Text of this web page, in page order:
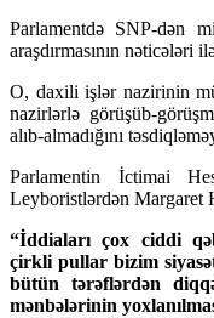
Parlamentdə SNP-dən
araşdırmasının nəticələri
O, daxili işlər nazirinin
nazirlərlə görüşüb-
alıb-almadığını
Parlamentin İctimai
Leyboristlərdən Margaret
“İddiaları çox ciddi
çirkli pullar bizim
bütün tərəflərdən
mənbələrinin